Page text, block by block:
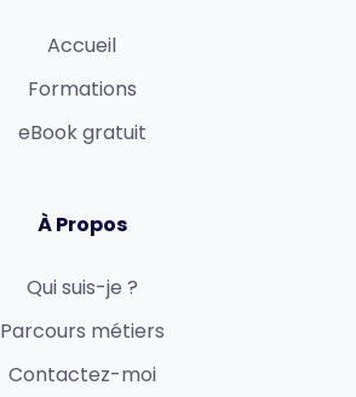
Accueil
Formations
eBook gratuit
À Propos
Qui suis-je ?
Parcours métiers
Contactez-moi